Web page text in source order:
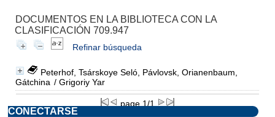
DOCUMENTOS EN LA BIBLIOTECA CON LA
CLASIFICACIÓN 709.947
Refinar búsqueda
Peterhof, Tsárskoye Seló, Pávlovsk, Orianenbaum,
Gátchina / Grigoriy Yar
page 1/1
CONECTARSE